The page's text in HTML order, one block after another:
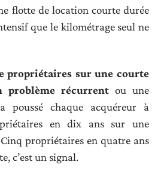
flotte de location courte durée
que le kilométrage seul ne
propriétaires sur une courte
problème récurrent ou une
poussé chaque acquéreur à
en dix ans sur une
propriétaires en quatre ans
c’est un signal.